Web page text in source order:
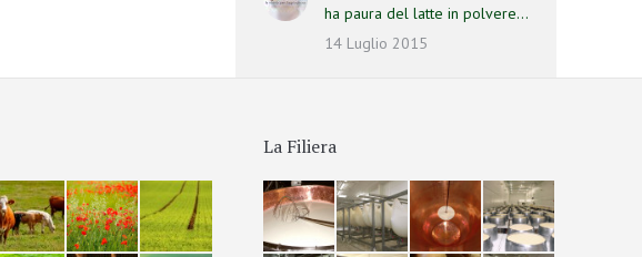
ha paura del latte in polvere…
14 Luglio 2015
La Filiera